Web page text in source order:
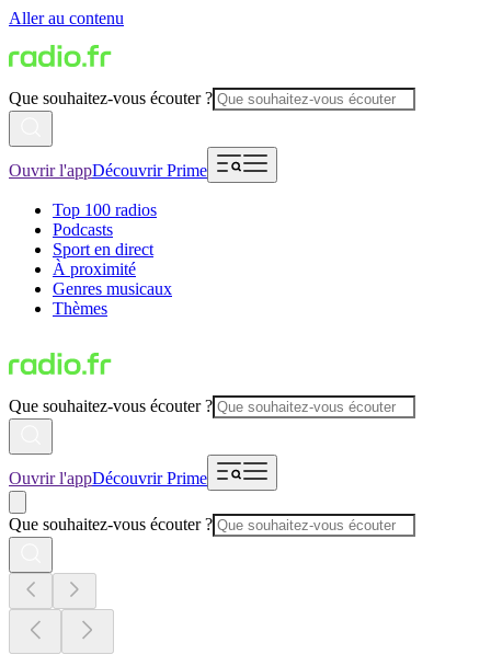
Aller au contenu
Que souhaitez-vous écouter ?
Ouvrir l'appDécouvrir Prime
Top 100 radios
Podcasts
Sport en direct
À proximité
Genres musicaux
Thèmes
Que souhaitez-vous écouter ?
Ouvrir l'appDécouvrir Prime
Que souhaitez-vous écouter ?